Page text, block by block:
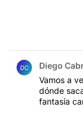
DC Diego
Vamos a
dónde
fantasía